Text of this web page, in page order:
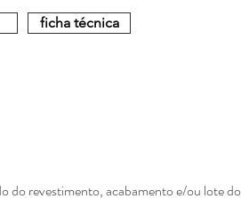
ficha técnica
do revestimento, acabamento e/ou lote do